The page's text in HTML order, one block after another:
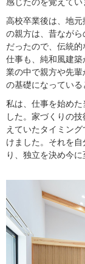
高校卒業後は、地
の親方は、昔なが
だったので、伝統
仕事も、純和風建
業の中で親方や先
の基礎になっている
私は、仕事を始め
した。家づくりの
えていたタイミン
けました。それを
り、独立を決め今に